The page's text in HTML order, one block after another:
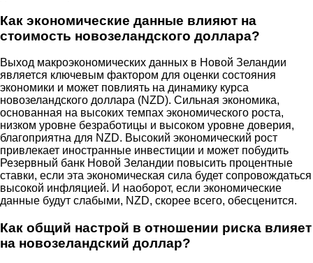
Как экономические данные влияют на
стоимость новозеландского доллара?
Выход макроэкономических данных в Новой Зеландии
является ключевым фактором для оценки состояния
экономики и может повлиять на динамику курса
новозеландского доллара (NZD). Сильная экономика,
основанная на высоких темпах экономического роста,
низком уровне безработицы и высоком уровне доверия,
благоприятна для NZD. Высокий экономический рост
привлекает иностранные инвестиции и может побудить
Резервный банк Новой Зеландии повысить процентные
ставки, если эта экономическая сила будет сопровождаться
высокой инфляцией. И наоборот, если экономические
данные будут слабыми, NZD, скорее всего, обесценится.
Как общий настрой в отношении риска влияет
на новозеландский доллар?